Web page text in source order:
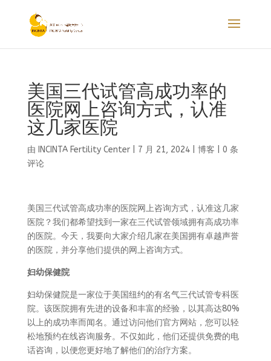
美国三代试管高成功率的
医院网上咨询方式，认准
这几家医院
由 INCINTA Fertility Center| 7 月 21, 2024| 博客
0 条
评论
美国三代试管高成功率的医院网上咨询方式，认准这几家
医院？我们都希望找到一家在三代试管领域拥有高成功率
的医院。今天，我要向大家介绍几家在美国拥有卓越声誉
的医院，并分享他们提供的网上咨询方式。
妇幼保健院
妇幼保健院是一家位于美国纽约的有名气三代试管专科医
院。该医院拥有先进的设备和丰富的经验，以其高达80%
以上的成功率而闻名。通过访问他们官方网站，您可以轻
松地预约在线咨询服务。不仅如此，他们还提供免费的电
话咨询，以便您更好地了解他们的治疗方案。